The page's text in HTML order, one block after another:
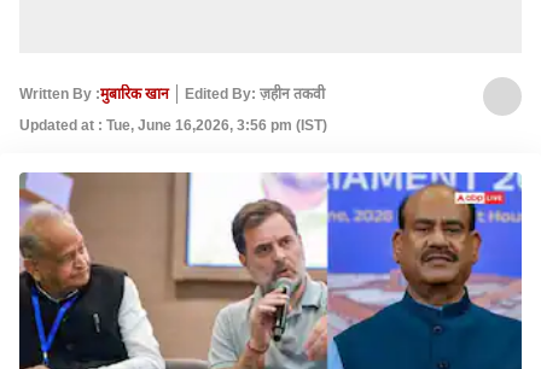
Written By :मुबारिक खान
Edited By: ज़हीन तकवी
Updated at : Tue, June 16,2026, 3:56 pm (IST)